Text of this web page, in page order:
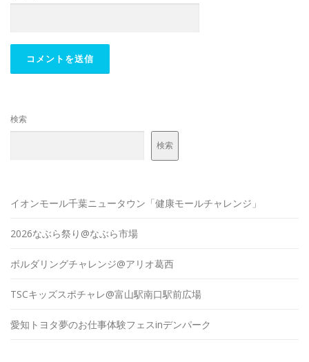
検索
検索
イオンモール千葉ニュータウン「健康モールチャレンジ」
2026なぶら祭り@なぶら市場
ボルダリングチャレンジ@アリオ葛西
TSCキッズスポチャレ@富山駅南口駅前広場
愛知トヨタ夢のお仕事体験フェスinデンパーク